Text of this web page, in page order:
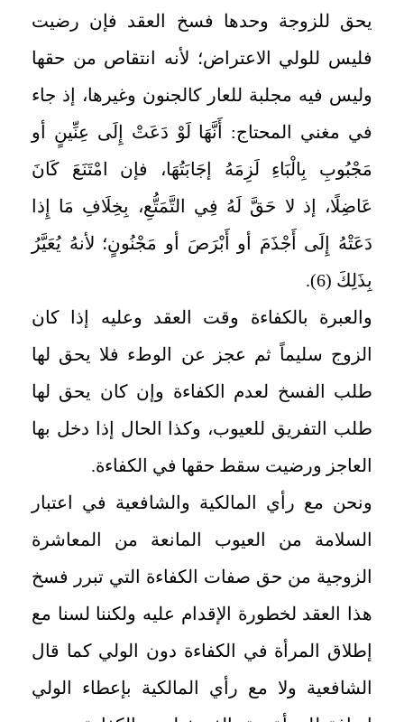
يحق للزوجة وحدها فسخ العقد فإن رضيت
فليس للولي الاعتراض؛ لأنه انتقاص من حقها
وليس فيه مجلبة للعار كالجنون وغيرها، إذ جاء
في مغني المحتاج: أَنَّهَا لَوْ دَعَتْ إِلَى عِنِّينٍ أو
مَجْبُوبِ بِالْبَاءِ لَزِمَهُ إجَابَتُهَا، فإن امْتَنَعَ كَانَ
عَاضِلًا، إذ لا حَقَّ لَهُ فِي التَّمَتُّعِ، بِخِلَافِ مَا إِذا
دَعَتْهُ إِلَى أَجْذَمَ أو أَبْرَصَ أو مَجْنُونٍ؛ لأنهُ يُعَيَّرُ
بِذَلِكَ (6).
والعبرة بالكفاءة وقت العقد وعليه إذا كان
الزوج سليماً ثم عجز عن الوطء فلا يحق لها
طلب الفسخ لعدم الكفاءة وإن كان يحق لها
طلب التفريق للعيوب، وكذا الحال إذا دخل بها
العاجز ورضيت سقط حقها في الكفاءة.
ونحن مع رأي المالكية والشافعية في اعتبار
السلامة من العيوب المانعة من المعاشرة
الزوجية من حق صفات الكفاءة التي تبرر فسخ
هذا العقد لخطورة الإقدام عليه ولكننا لسنا مع
إطلاق المرأة في الكفاءة دون الولي كما قال
الشافعية ولا مع رأي المالكية بإعطاء الولي